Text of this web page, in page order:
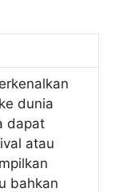
dunia
dapat
atau
bahkan